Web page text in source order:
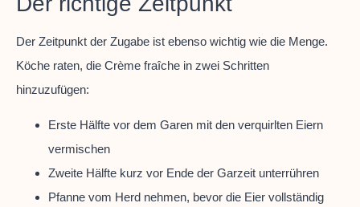
Der Zeitpunkt der Zugabe ist ebenso wichtig wie die Menge.
Köche raten, die Crème fraîche in zwei Schritten
hinzuzufügen:
Erste Hälfte vor dem Garen mit den verquirlten Eiern
vermischen
Zweite Hälfte kurz vor Ende der Garzeit unterrühren
Pfanne vom Herd nehmen, bevor die Eier vollständig